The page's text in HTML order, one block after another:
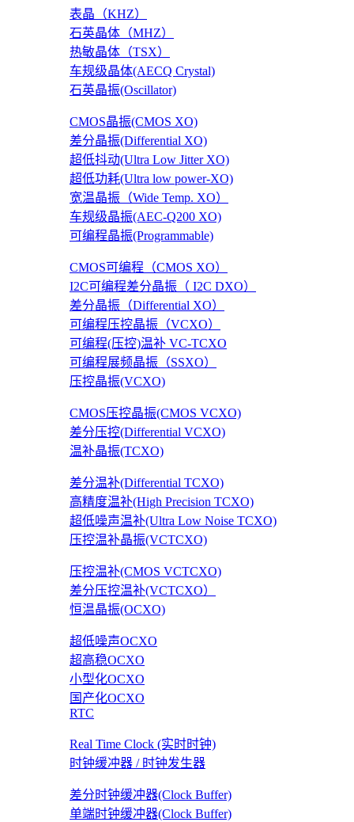
表晶（KHZ）
石英晶体（MHZ）
热敏晶体（TSX）
车规级晶体(AECQ Crystal)
石英晶振(Oscillator)
CMOS晶振(CMOS XO)
差分晶振(Differential XO)
超低抖动(Ultra Low Jitter XO)
超低功耗(Ultra low power-XO)
宽温晶振（Wide Temp. XO）
车规级晶振(AEC-Q200 XO)
可编程晶振(Programmable)
CMOS可编程（CMOS XO）
I2C可编程差分晶振（ I2C DXO）
差分晶振（Differential XO）
可编程压控晶振（VCXO）
可编程(压控)温补 VC-TCXO
可编程展频晶振（SSXO）
压控晶振(VCXO)
CMOS压控晶振(CMOS VCXO)
差分压控(Differential VCXO)
温补晶振(TCXO)
差分温补(Differential TCXO)
高精度温补(High Precision TCXO)
超低噪声温补(Ultra Low Noise TCXO)
压控温补晶振(VCTCXO)
压控温补(CMOS VCTCXO)
差分压控温补(VCTCXO）
恒温晶振(OCXO)
超低噪声OCXO
超高稳OCXO
小型化OCXO
国产化OCXO
RTC
Real Time Clock (实时时钟)
时钟缓冲器 / 时钟发生器
差分时钟缓冲器(Clock Buffer)
单端时钟缓冲器(Clock Buffer)